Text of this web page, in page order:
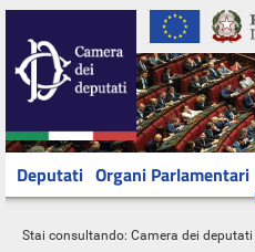
Deputati Organi Parlamentari
Stai consultando: Camera dei deputati